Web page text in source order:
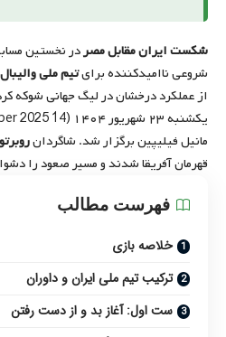
شکست ایران مقابل مصردر نخستین
شروعی ناامیدکننده برایتیم ملی
مانیل فیلیپین برگزار شد. شاگردان
قهرمان آفریقا شدند و مسیر صعود را
فهرست مطالب
خلاصه بازی
ترکیب تیم ملی ایران و داوران
ست اول: آغاز بد و از دست رفتن